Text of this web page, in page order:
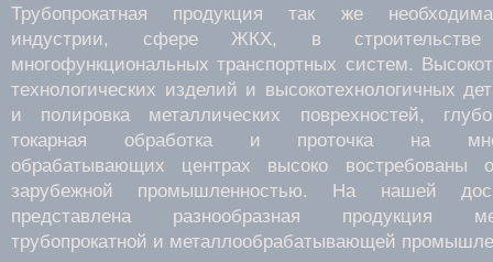
Трубопрокатная продукция так же
индустрии, сфере ЖКХ, в
многофункциональных транспортных систем.
технологических изделий и высокотехнологичных
и полировка металлических поврехностей,
токарная обработка и проточка на
обрабатывающих центрах высоко востребованы
зарубежной промышленностью. На нашей
представлена разнообразная продукция
трубопрокатной и металлообрабатывающей